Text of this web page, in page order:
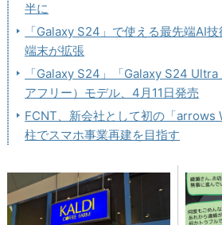
半に
「Galaxy S24」で使える最先端AI
端末が拡張
「Galaxy S24」「Galaxy S24
アフリー）モデル、4月11日発売
FCNT、新会社として初の「
柱でスマホ事業再建を目指す